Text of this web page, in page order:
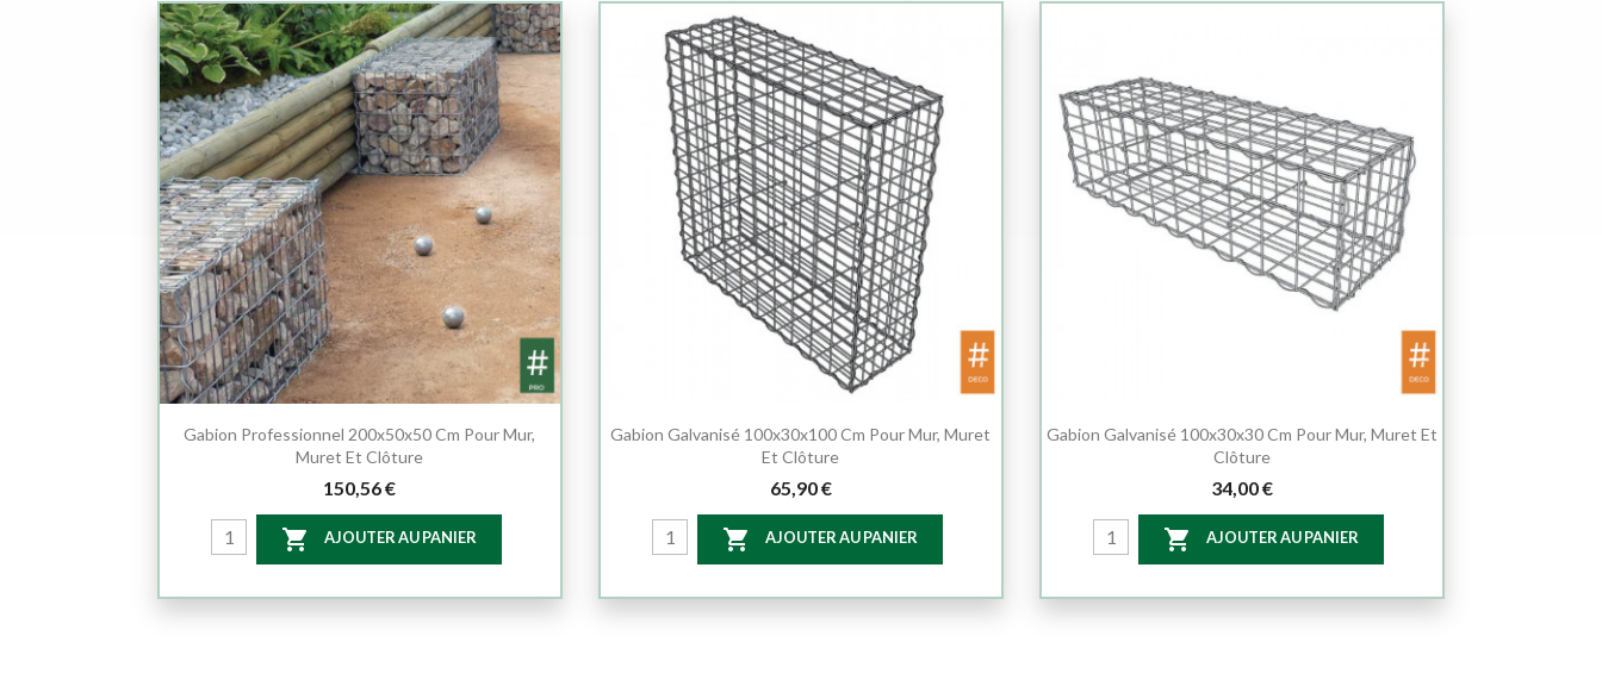
Gabion Professionnel 200x50x50 Cm Pour Mur,
Muret Et Clôture
150,56 €
 AJOUTER AU PANIER
Gabion Galvanisé 100x30x100 Cm Pour Mur, Muret
Et Clôture
65,90 €
 AJOUTER AU PANIER
Gabion Galvanisé 100x30x30 Cm Pour Mur, Muret Et
Clôture
34,00 €
 AJOUTER AU PANIER